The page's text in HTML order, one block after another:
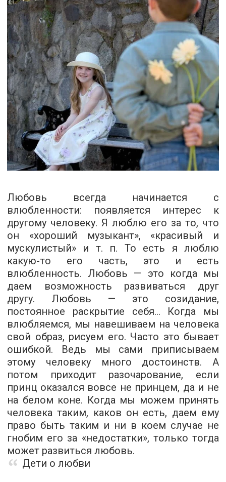
Любовь всегда начинается с
влюбленности: появляется интерес к
другому человеку. Я люблю его за то, что
он «хороший музыкант», «красивый и
мускулистый» и т. п. То есть я люблю
какую-то его часть, это и есть
влюбленность. Любовь — это когда мы
даем возможность развиваться друг
другу. Любовь — это созидание,
постоянное раскрытие себя... Когда мы
влюбляемся, мы навешиваем на человека
свой образ, рисуем его. Часто это бывает
ошибкой. Ведь мы сами приписываем
этому человеку много достоинств. А
потом приходит разочарование, если
принц оказался вовсе не принцем, да и не
на белом коне. Когда мы можем принять
человека таким, каков он есть, даем ему
право быть таким и ни в коем случае не
гнобим его за «недостатки», только тогда
может развиться любовь.
Дети о любви